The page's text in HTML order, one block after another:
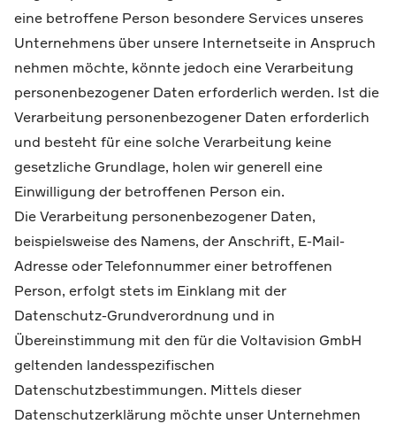
eine betroffene Person besondere Services unseres
Unternehmens über unsere Internetseite in Anspruch
nehmen möchte, könnte jedoch eine Verarbeitung
personenbezogener Daten erforderlich werden. Ist die
Verarbeitung personenbezogener Daten erforderlich
und besteht für eine solche Verarbeitung keine
gesetzliche Grundlage, holen wir generell eine
Einwilligung der betroffenen Person ein.
Die Verarbeitung personenbezogener Daten,
beispielsweise des Namens, der Anschrift, E-Mail-
Adresse oder Telefonnummer einer betroffenen
Person, erfolgt stets im Einklang mit der
Datenschutz-Grundverordnung und in
Übereinstimmung mit den für die Voltavision GmbH
geltenden landesspezifischen
Datenschutzbestimmungen. Mittels dieser
Datenschutzerklärung möchte unser Unternehmen